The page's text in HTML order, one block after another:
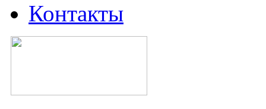
Контакты